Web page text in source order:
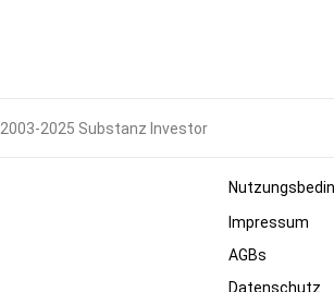
2025 Substanz Investor
Impressum
AGBs
Datenschutz